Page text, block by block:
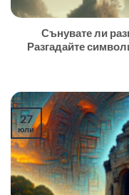
Сънувате ли
Разгадайте
27
юли